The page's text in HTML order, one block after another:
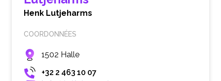
Henk Lutjeharms
COORDONNÉES
1502 Halle
+32 2 463 10 07